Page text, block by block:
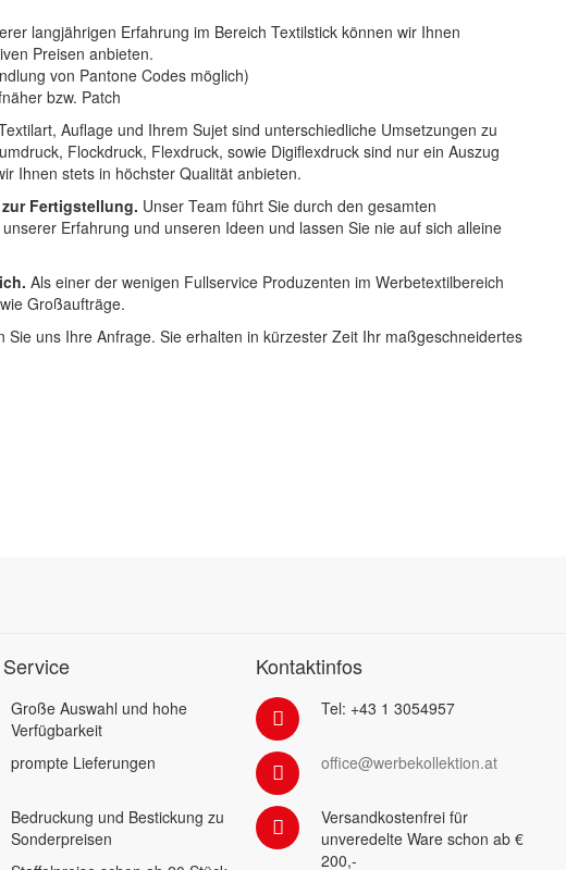
langjährigen Erfahrung im Bereich Textilstick können wir Ihnen
Preisen anbieten.
von Pantone Codes möglich)
bzw. Patch
Auflage und Ihrem Sujet sind unterschiedliche Umsetzungen zu
Flockdruck, Flexdruck, sowie Digiflexdruck sind nur ein Auszug
Ihnen stets in höchster Qualität anbieten.
Fertigstellung. Unser Team führt Sie durch den gesamten
Erfahrung und unseren Ideen und lassen Sie nie auf sich alleine
Als einer der wenigen Fullservice Produzenten im Werbetextilbereich
Großaufträge.
uns Ihre Anfrage. Sie erhalten in kürzester Zeit Ihr maßgeschneidertes
Große Auswahl und hohe
Verfügbarkeit
prompte Lieferungen
Bedruckung und Bestickung zu
Sonderpreisen
Kontaktinfos
Tel: +43 1 3054957
office@werbekollektion.at
Versandkostenfrei für
unveredelte Ware schon ab €
200,-